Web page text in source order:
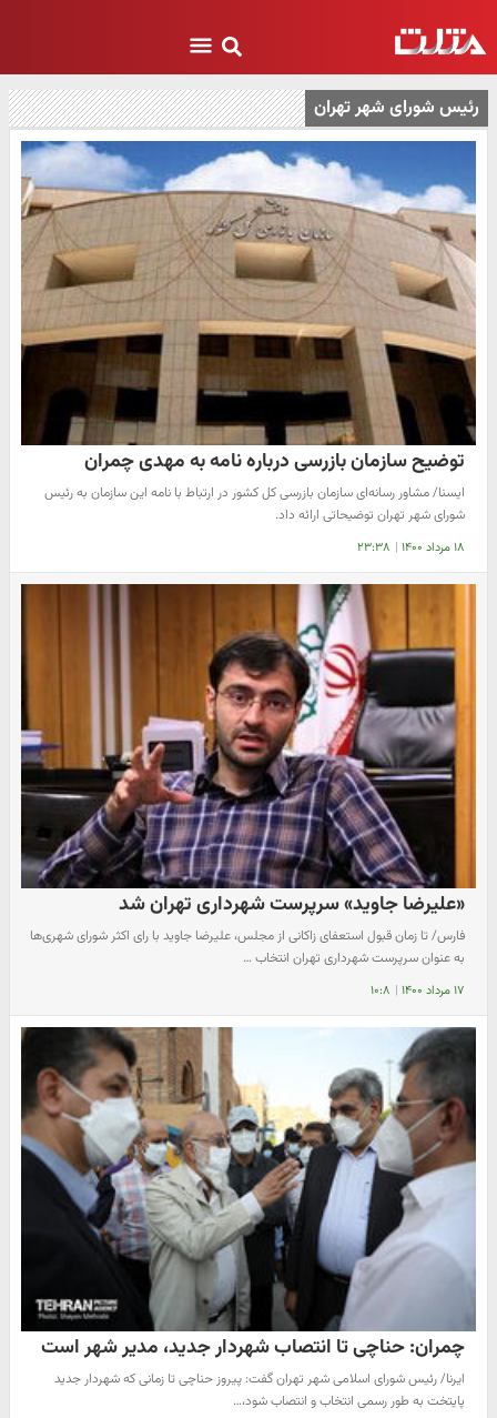
رئیس شورای شهر تهران
توضیح سازمان بازرسی درباره نامه به مهدی چمران
ایسنا/ مشاور رسانه‌ای سازمان بازرسی کل کشور در ارتباط با نامه این سازمان به رئیس
شورای شهر تهران توضیحاتی ارائه داد.
۱۸ مرداد ۱۴۰۰ | ۲۳:۳۸
«علیرضا جاوید» سرپرست شهرداری تهران شد
فارس/ تا زمان قبول استعفای زاکانی از مجلس، علیرضا جاوید با رای اکثر شورای شهری‌ها
به عنوان سرپرست شهرداری تهران انتخاب …
۱۷ مرداد ۱۴۰۰ | ۱۰:۸
چمران: حناچی تا انتصاب شهردار جدید، مدیر شهر است
ایرنا/ رئیس شورای اسلامی شهر تهران گفت: پیروز حناچی تا زمانی که شهردار جدید
پایتخت به طور رسمی انتخاب و انتصاب شود،…